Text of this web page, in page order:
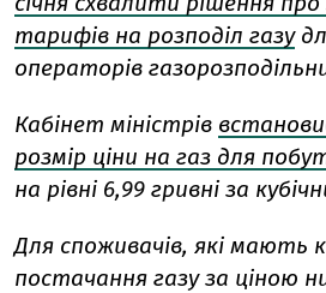
тарифів на розподіл газу
операторів
Кабінет міністрів
розмір ціни на газ для
на рівні 6,99 гривні за
Для споживачів, які мають
постачання газу за ціною